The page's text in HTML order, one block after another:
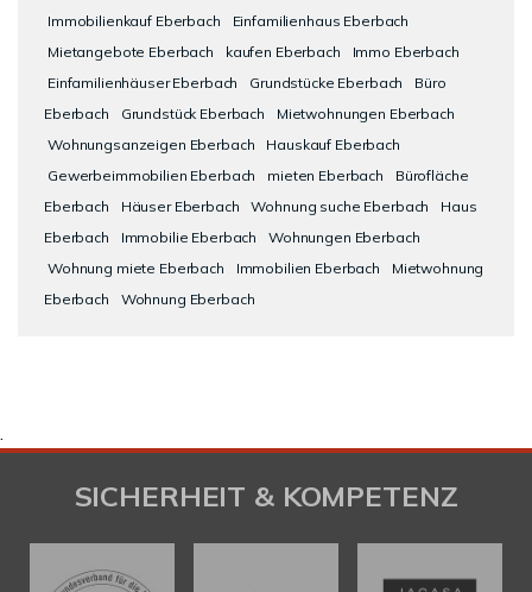
Immobilienkauf Eberbach
Einfamilienhaus Eberbach
Mietangebote Eberbach
kaufen Eberbach
Immo Eberbach
Einfamilienhäuser Eberbach
Grundstücke Eberbach
Büro
Eberbach
Grundstück Eberbach
Mietwohnungen Eberbach
Wohnungsanzeigen Eberbach
Hauskauf Eberbach
Gewerbeimmobilien Eberbach
mieten Eberbach
Bürofläche
Eberbach
Häuser Eberbach Wohnung suche Eberbach
Haus
Eberbach
Immobilie Eberbach
Wohnungen Eberbach
Wohnung miete Eberbach
Immobilien Eberbach
Mietwohnung
Eberbach
Wohnung Eberbach
.
SICHERHEIT & KOMPETENZ